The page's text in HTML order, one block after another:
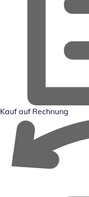
Kauf auf Rechnung